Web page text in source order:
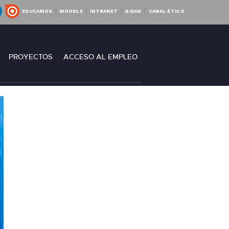
EDUCAMOS | MOODLE | INTRANET | GIDAK | CANAL ÉTICO
PROYECTOS ACCESO AL EMPLEO